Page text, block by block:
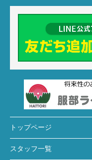
トップページ
スタッフ一覧